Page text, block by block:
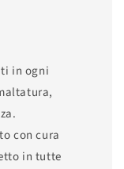
in ogni
con cura
in tutte